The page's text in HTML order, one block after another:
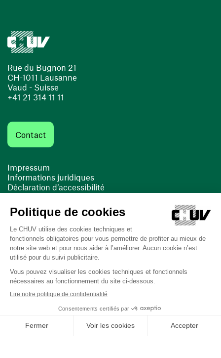
Rue du Bugnon 21
CH-1011 Lausanne
Vaud - Suisse
+41 21 314 11 11
Contact
Impressum
Informations juridiques
Déclaration d’accessibilité
Cookies
(ouvre une nouvelle fenêtre)
(ouvre une nouvelle fenêtre)
Dernière mise à jour le 16/03/2026 à 11:01